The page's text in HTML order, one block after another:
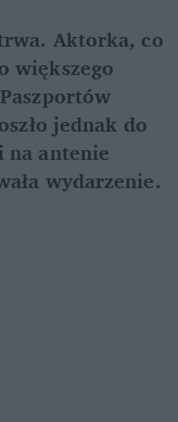
Aktorka, co
większego
jednak do
antenie
wydarzenie.